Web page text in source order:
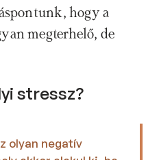
hogy a
megterhelő, de
stressz?
olyan negatív